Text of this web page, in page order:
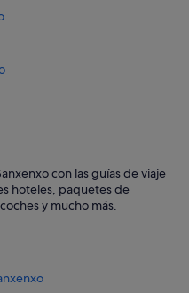
con las guías de viaje
hoteles, paquetes de
y mucho más.